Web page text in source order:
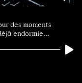
des moments
endormie...